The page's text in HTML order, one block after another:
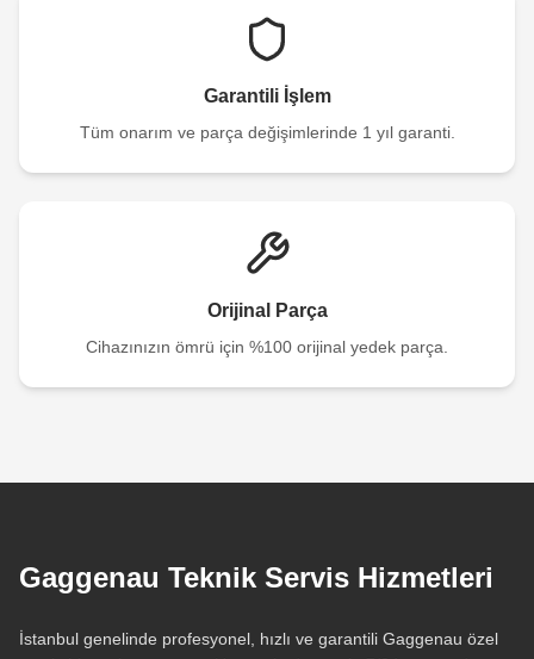
Garantili İşlem
Tüm onarım ve parça değişimlerinde 1 yıl garanti.
Orijinal Parça
Cihazınızın ömrü için %100 orijinal yedek parça.
Gaggenau Teknik Servis Hizmetleri
İstanbul genelinde profesyonel, hızlı ve garantili Gaggenau özel